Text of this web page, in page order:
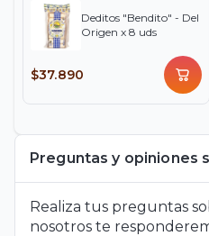
Deditos "Bendito" - Del
Origen x 8 uds
$37.890
Preguntas y opiniones
Realiza tus preguntas
nosotros te